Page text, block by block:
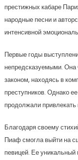
престижных кабаре
народные песни и
интенсивной
Первые годы
непредсказуемыми. Она
законом, находясь в
преступников. Однако
продолжали привлекать
Благодаря своему
Пиаф смогла выйти на
певицей. Ее уникальный